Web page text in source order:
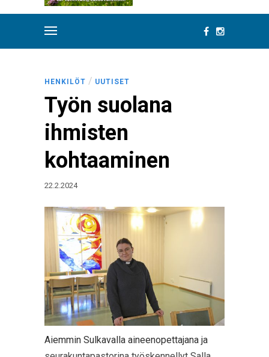
HENKILÖT / UUTISET
Työn suolana
ihmisten
kohtaaminen
22.2.2024
Aiemmin Sulkavalla aineenopettajana ja